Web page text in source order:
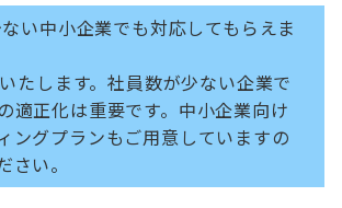
い中小企業でも対応してもらえま
たします。社員数が少ない企業で
適正化は重要です。中小企業向け
ングプランもご用意していますの
さい。